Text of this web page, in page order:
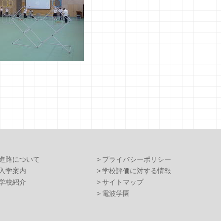
路について
学案内
校紹介
プライバシーポリシー
学校評価に対する情報
サイトマップ
電波学園